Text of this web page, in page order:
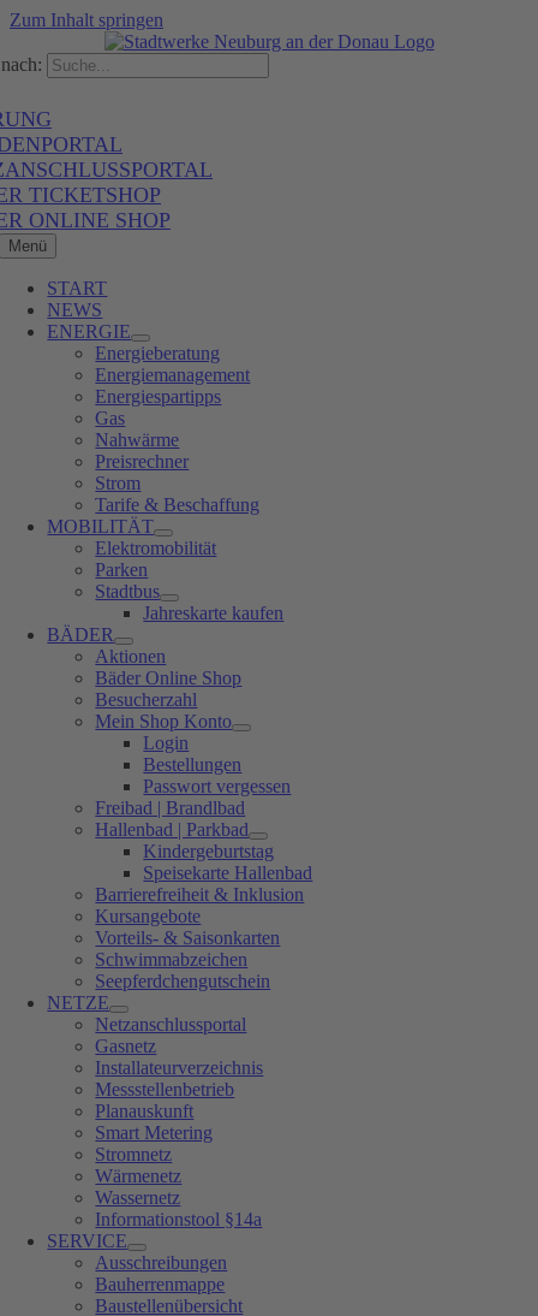
Zum Inhalt springen
TICKETSHOP
ONLINE SHOP
Menü
START
NEWS
ENERGIE
Energieberatung
Energiemanagement
Energiespartipps
Gas
Nahwärme
Preisrechner
Strom
Tarife & Beschaffung
MOBILITÄT
Elektromobilität
Parken
Stadtbus
Jahreskarte kaufen
BÄDER
Aktionen
Bäder Online Shop
Besucherzahl
Mein Shop Konto
Login
Bestellungen
Passwort vergessen
Freibad | Brandlbad
Hallenbad | Parkbad
Kindergeburtstag
Speisekarte Hallenbad
Barrierefreiheit & Inklusion
Kursangebote
Vorteils- & Saisonkarten
Schwimmabzeichen
Seepferdchengutschein
NETZE
Netzanschlussportal
Gasnetz
Installateurverzeichnis
Messstellenbetrieb
Planauskunft
Smart Metering
Stromnetz
Wärmenetz
Wassernetz
Informationstool §14a
SERVICE
Ausschreibungen
Bauherrenmappe
Baustellenübersicht